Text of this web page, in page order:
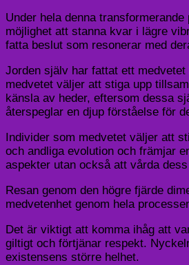
Under hela denna
möjlighet att stanna kvar i lägre
fatta beslut som resonerar med
Jorden själv har fattat ett
medvetet väljer att stiga upp
känsla av heder, eftersom dessa
återspeglar en djup förståelse för
Individer som medvetet väljer att
och andliga evolution och främjar
aspekter utan också att vårda
Resan genom den högre fjärde
medvetenhet genom hela
Det är viktigt att komma ihåg att
giltigt och förtjänar respekt.
existensens större helhet.